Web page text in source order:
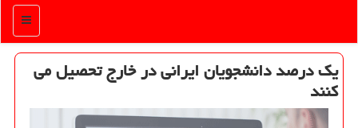
منو
یك درصد دانشجویان ایرانی در خارج تحصیل می
كنند